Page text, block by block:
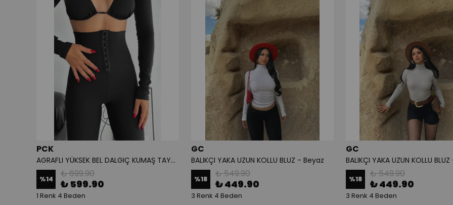
PCK
AGRAFLI YÜKSEK BEL DALGIÇ KUMAŞ TAYT - Siyah
%14 ₺ 699.90
₺ 599.90
1 Renk 4 Beden
GC
BALIKÇI YAKA UZUN KOLLU BLUZ - Beyaz
%18 ₺ 549.90
₺ 449.90
3 Renk 4 Beden
GC
BALIKÇI YAKA UZUN KOLLU
%18 ₺ 549.90
₺ 449.90
3 Renk 4 Beden